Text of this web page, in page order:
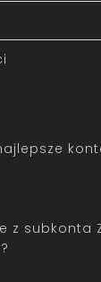
z subkonta